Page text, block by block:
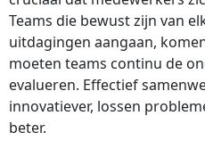
Teams die bewust zijn van
uitdagingen aangaan,
moeten teams continu de
evalueren. Effectief
innovatiever, lossen
beter.